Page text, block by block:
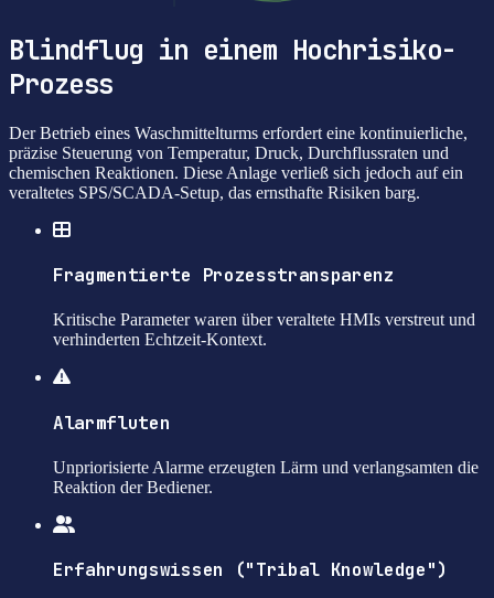
Blindflug in einem Hochrisiko-
Prozess
Der Betrieb eines Waschmittelturms erfordert eine kontinuierliche,
präzise Steuerung von Temperatur, Druck, Durchflussraten und
chemischen Reaktionen. Diese Anlage verließ sich jedoch auf ein
veraltetes SPS/SCADA-Setup, das ernsthafte Risiken barg.
Fragmentierte Prozesstransparenz
Kritische Parameter waren über veraltete HMIs verstreut und
verhinderten Echtzeit-Kontext.
Alarmfluten
Unpriorisierte Alarme erzeugten Lärm und verlangsamten die
Reaktion der Bediener.
Erfahrungswissen ("Tribal Knowledge")